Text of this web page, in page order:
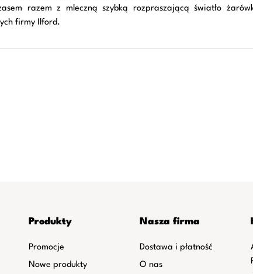
razem z mleczną szybką rozpraszającą światło
firmy Ilford.
Produkty
Promocje
Nowe produkty
Nasza firma
Dostawa i płatność
O nas